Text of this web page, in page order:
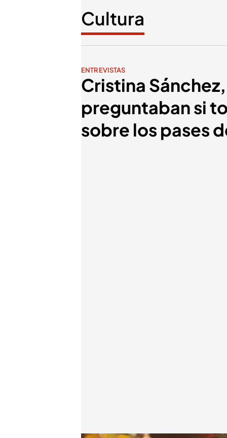
Cultura
ENTREVISTAS
Cristina
preguntaban si
sobre los pases